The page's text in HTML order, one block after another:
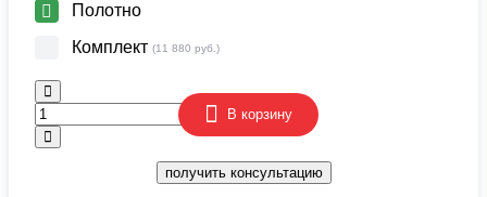
Полотно
Комплект (11 880 руб.)
В корзину
получить консультацию